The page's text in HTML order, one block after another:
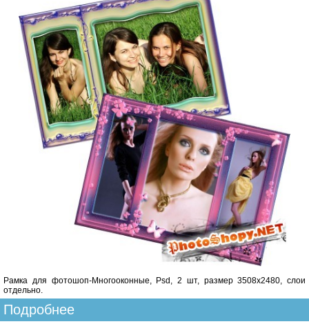
Рамка для фотошоп-Многооконные, Psd, 2 шт, размер 3508х2480, слои
отдельно.
Подробнее